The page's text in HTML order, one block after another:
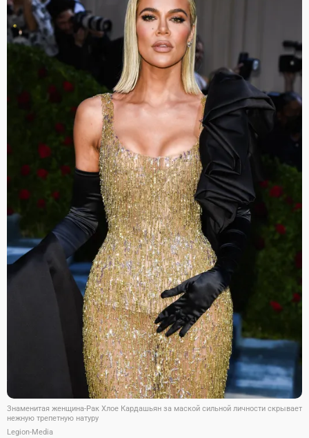
Знаменитая женщина-Рак Хлое Кардашьян за маской сильной личности скрывает
нежную трепетную натуру
Legion-Media